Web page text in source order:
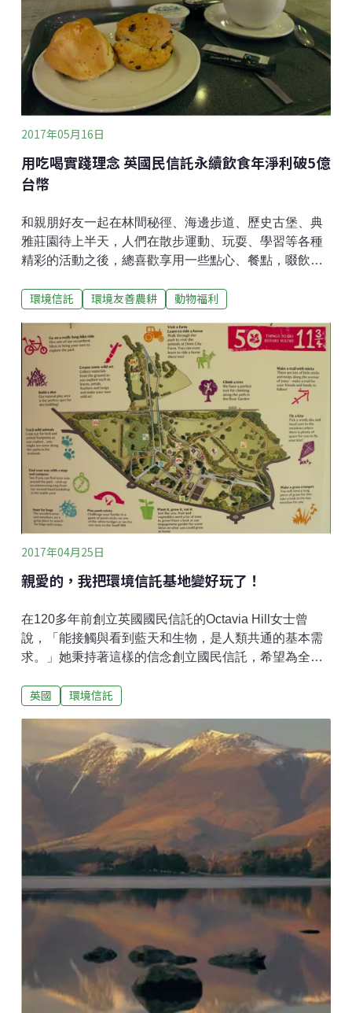
續6天的示威行動；人們上街發傳單，傳達「警察和黑幫
滾出同志酒吧」的訴求。事件的週年，人們走上紐約、
芝加哥、洛杉磯街頭，進行了美國史上第一次同志驕傲
遊行；再隔年，倫敦、巴黎、西柏林、斯德哥爾摩等其
他國家的城市也都紛紛響應。在種族、性別、性向逐
2017年05月16日
用吃喝實踐理念 英國民信託永續飲食年淨利破5億
台幣
和親朋好友一起在林間秘徑、海邊步道、歷史古堡、典
雅莊園待上半天，人們在散步運動、玩耍、學習等各種
精彩的活動之後，總喜歡享用一些點心、餐點，啜飲一
們自然也不例外。英國國民信託經營超過150間茶室、
信託形同英國最大的連鎖餐飲業者之一；2016年餐飲給
國民信託帶來超過6100萬英鎊（約台幣23億元）收入，
淨利1300萬英鎊（約台幣5億元）。此外，國民信託所
受託保護的物業中，有許多是農地或農場，國民信託出
租其中部分，讓這些土地持續維持傳統的使用方式，並
利用餐飲業銷售這些農產品，支持現在約1500個在國民
信託的土地上耕作的佃農戶。這要歸功於他們十幾年來
的努力。從提供餐點到提供與食物的連結便宜、快速、
大量生產的糧食生產體系餵飽了許多現代人，但是人們
每天所吃的這些食物，和產地之間的距離已經十分遙遠
（物理上及
環境信託 環境友善農耕 動物福利
2017年04月25日
親愛的，我把環境信託基地變好玩了！
在120多年前創立英國國民信託的Octavia Hill女士曾
說，「能接觸與看到藍天和生物，是人類共通的基本需
求。」她秉持著這樣的信念創立國民信託，希望為全體
患上「大自然缺失症」，成了窩在室內的3C產品與沙發
觸自然環境、並愛上自然，國民信託近年來可以說是費
盡苦心：他們投入研究，了解「大自然缺失症」的問題
與根源，調查英國現代孩童的生活型態——發現他們比
父母輩花了更多時間在看電視與上網——接著進行宣傳
與倡議，引起其400多萬名會員及英國大眾對此現象的
重視與關心。最重要的是，國民信託善用其經營管理的
許多信託物業，打造成能吸引大人小孩都開心親近戶外
與自然，並在其中學習的場域。除此之外，國民信託也
希望能拓展其會員與訪客族群，改造成適合且吸引孩童
的設計能讓更多的家庭走入國民信託的物業。例如，英
國國民信託在2
英國 環境信託